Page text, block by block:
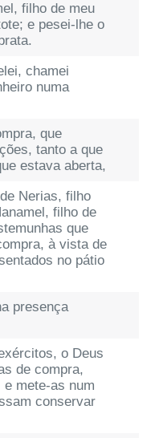
filho de meu
e pesei-lhe o
chamei
numa
que
tanto a que
estava aberta,
Nerias, filho
filho de
que
à vista de
no pátio
presença
o Deus
de compra,
mete-as num
conservar